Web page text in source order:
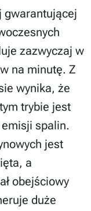
gwarantującej
zazwyczaj w
na minutę. Z
wynika, że
trybie jest
spalin.
jest
a
obejściowy
duże